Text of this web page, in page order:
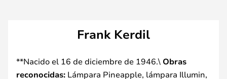
Frank Kerdil
**Nacido el 16 de diciembre de 1946.\ Obras
reconocidas: Lámpara Pineapple, lámpara Illumin,